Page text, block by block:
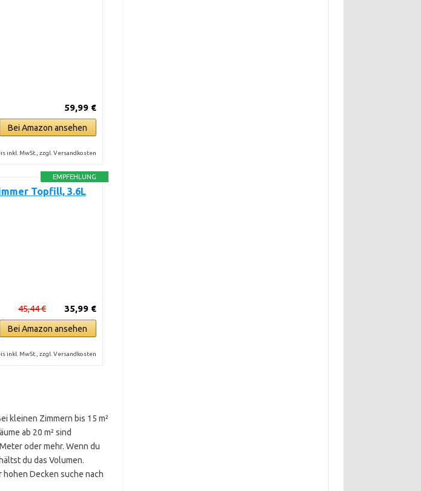
59,99 €
Bei Amazon ansehen
inkl. MwSt., zzgl. Versandkosten
EMPFEHLUNG
Topfill, 3.6L
35,99 €
45,44 €
Bei Amazon ansehen
inkl. MwSt., zzgl. Versandkosten
kleinen Zimmern bis 15 m²
ab 20 m² sind
oder mehr. Wenn du
du das Volumen.
Decken suche nach